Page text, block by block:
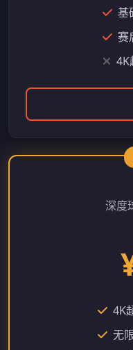
基
赛
4K
深度
4K
无